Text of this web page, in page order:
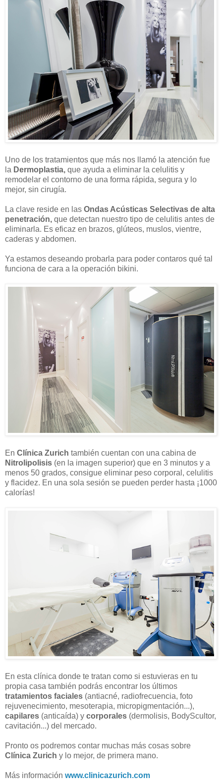
Uno de los tratamientos que más nos llamó la atención fue
la Dermoplastia, que ayuda a eliminar la celulitis y
remodelar el contorno de una forma rápida, segura y lo
mejor, sin cirugía.
La clave reside en las Ondas Acústicas Selectivas de alta
penetración, que detectan nuestro tipo de celulitis antes de
eliminarla. Es eficaz en brazos, glúteos, muslos, vientre,
caderas y abdomen.
Ya estamos deseando probarla para poder contaros qué tal
funciona de cara a la operación bikini.
En Clínica Zurich también cuentan con una cabina de
Nitrolipolisis (en la imagen superior) que en 3 minutos y a
menos 50 grados, consigue eliminar peso corporal, celulitis
y flacidez. En una sola sesión se pueden perder hasta ¡1000
calorías!
En esta clínica donde te tratan como si estuvieras en tu
propia casa también podrás encontrar los últimos
tratamientos faciales (antiacné, radiofrecuencia, foto
rejuvenecimiento, mesoterapia, micropigmentación...),
capilares (anticaída) y corporales (dermolisis, BodyScultor,
cavitación...) del mercado.
Pronto os podremos contar muchas más cosas sobre
Clínica Zurich y lo mejor, de primera mano.
Más información www.clinicazurich.com